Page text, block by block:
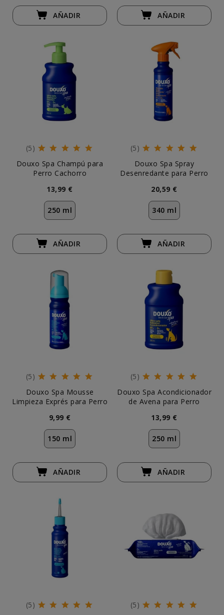
AÑADIR AÑADIR
(5)
Douxo Spa Champú para
Perro Cachorro
13,99 €
250 ml
AÑADIR
(5)
Douxo Spa Spray
Desenredante para Perro
20,59 €
340 ml
AÑADIR
(5)
Douxo Spa Mousse
Limpieza Exprés para Perro
9,99 €
150 ml
AÑADIR
(5)
Douxo Spa Acondicionador
de Avena para Perro
13,99 €
250 ml
AÑADIR
(5)
(5)